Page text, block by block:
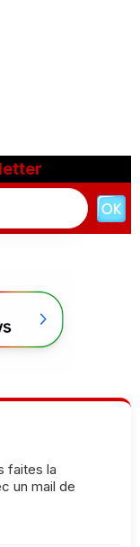
faites la
un mail de